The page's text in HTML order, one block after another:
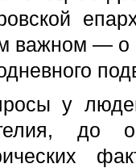
важном — о
у
до